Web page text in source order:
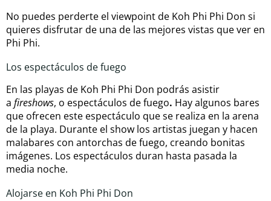
No puedes perderte el viewpoint de Koh Phi Phi Don si
quieres disfrutar de una de las mejores vistas que ver en
Phi Phi.
Los espectáculos de fuego
En las playas de Koh Phi Phi Don podrás asistir
a fireshows, o espectáculos de fuego. Hay algunos bares
que ofrecen este espectáculo que se realiza en la arena
de la playa. Durante el show los artistas juegan y hacen
malabares con antorchas de fuego, creando bonitas
imágenes. Los espectáculos duran hasta pasada la
media noche.
Alojarse en Koh Phi Phi Don